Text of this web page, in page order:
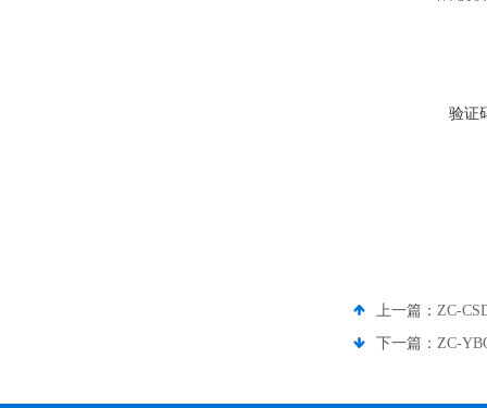
验证
上一篇： ZC-
下一篇： ZC-